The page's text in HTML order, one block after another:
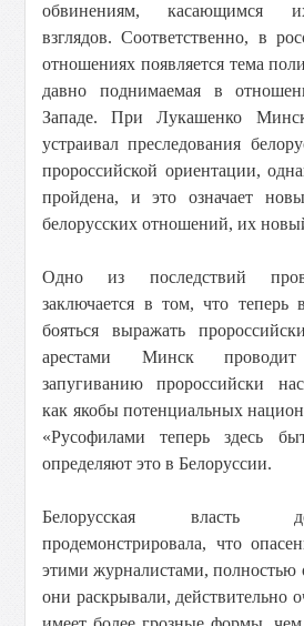
обвинениям, касающимся
взглядов. Соответственно, в
отношениях появляется тема
давно поднимаемая в
Западе. При Лукашенко
устраивал преследования
пророссийской ориентации,
пройдена, и это означает
белорусских отношений, их
Одно из последствий
заключается в том, что теперь
бояться выражать
арестами Минск
запугиванию пророссийски
как якобы потенциальных
«Русофилами теперь здесь
определяют это в Белоруссии.
Белорусская власть
продемонстрировала, что
этими журналистами, полностью
они раскрывали, действительно